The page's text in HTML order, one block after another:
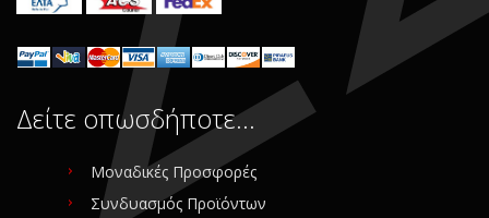
Δείτε οπωσδήποτε…
Μοναδικές Προσφορές
Συνδυασμός Προϊόντων